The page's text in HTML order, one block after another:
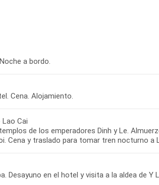
a bordo.
Cena. Alojamiento.
Cai
de los emperadores Dinh y Le.
Cena y traslado para tomar tren nocturno a
Desayuno en el hotel y visita a la aldea de